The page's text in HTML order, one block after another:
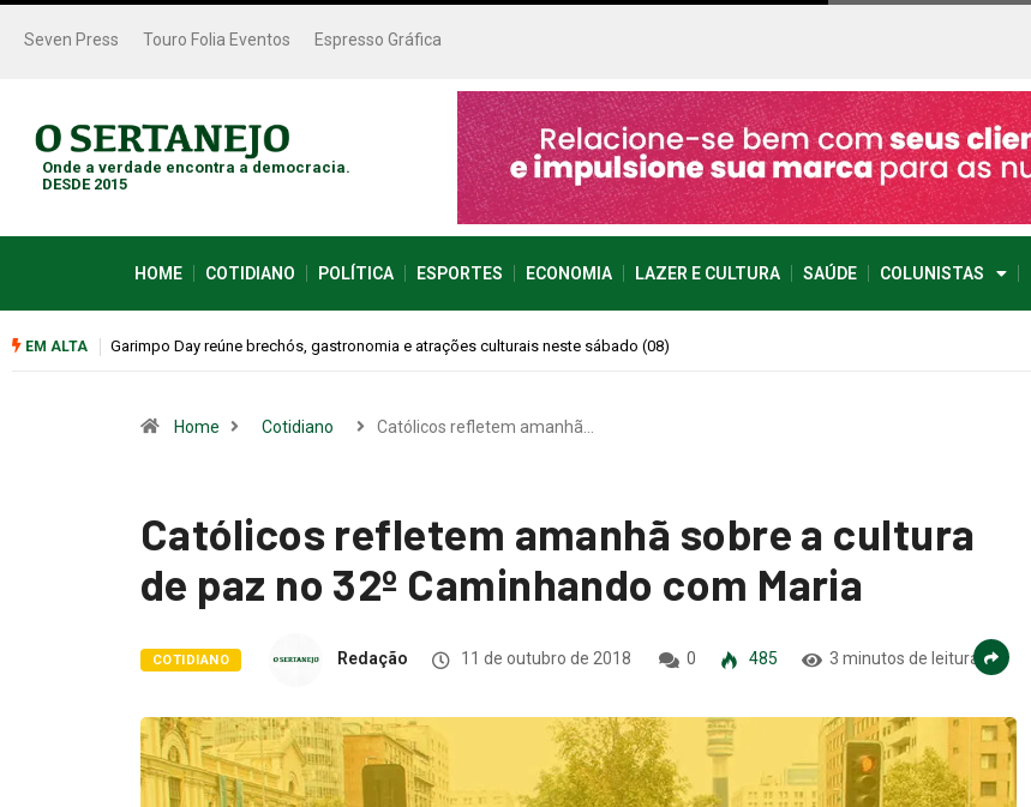
Seven Press Touro Folia Eventos Espresso Gráfica
Onde a verdade encontra a democracia.
DESDE 2015
HOME COTIDIANO POLÍTICA ESPORTES ECONOMIA LAZER E CULTURA SAÚDE COLUNISTAS
EM ALTA Bugonia transforma paranoia e conspiração em um suspense imprevisível
Home Cotidiano Católicos refletem amanhã…
Católicos refletem amanhã sobre a cultura
de paz no 32º Caminhando com Maria
COTIDIANO Redação 11 de outubro de 2018 0 485 3 minutos de leitura